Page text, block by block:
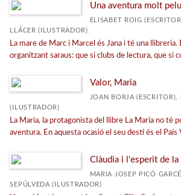
Una aventura molt
ELISABET ROIG
LLÁCER (ILUSTRADOR)
La mare de Marc i Marcel és Jana i té una llibreria.
organitzant saraus: que si clubs de lectura, que si
Valor, Maria
JOAN BORJA
(ILUSTRADOR)
La Maria, la protagonista del llibre La Maria no té
aventura. En aquesta ocasió el seu destí és el País
Clàudia i l'esperit de la
MARIA JOSEP PICÓ
SEPÚLVEDA (ILUSTRADOR)